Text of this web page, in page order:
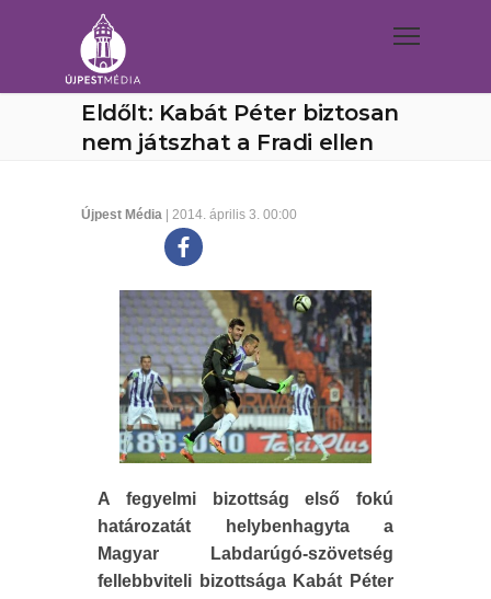
Eldőlt: Kabát Péter biztosan
nem játszhat a Fradi ellen
Újpest Média | 2014. április 3. 00:00
A fegyelmi bizottság első fokú
határozatát helybenhagyta a
Magyar Labdarúgó-szövetség
fellebbviteli bizottsága Kabát Péter